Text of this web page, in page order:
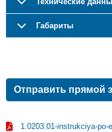
Габариты
Отправить прямой
1.0203.01-instrukciya-